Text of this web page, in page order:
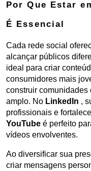
Por Que Estar
É Essencial
Cada rede social
alcançar públicos
ideal para criar
consumidores mais
construir comunidades
amplo. No LinkedIn ,
YouTube é perfeito
vídeos envolventes.
Ao diversificar sua
criar mensagens